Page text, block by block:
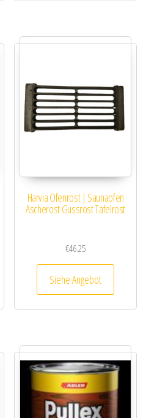
Harvia Ofenrost | Saunaofen
Ascherost Gussrost Tafelrost
€46.25
Siehe Angebot